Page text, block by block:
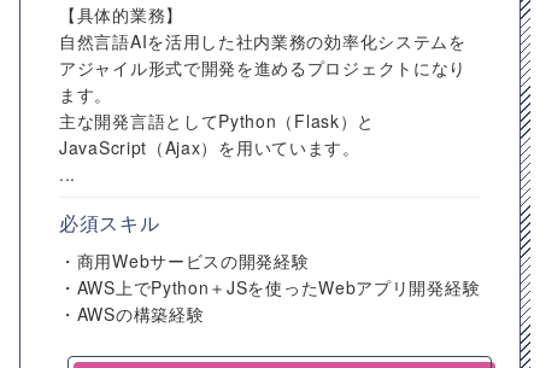
【具体的業務】
自然言語AIを活用した社内業務の効率化システムを
アジャイル形式で開発を進めるプロジェクトになり
ます。
主な開発言語としてPython（Flask）と
JavaScript（Ajax）を用いています。
...
必須スキル
・商用Webサービスの開発経験
・AWS上でPython＋JSを使ったWebアプリ開発経験
・AWSの構築経験